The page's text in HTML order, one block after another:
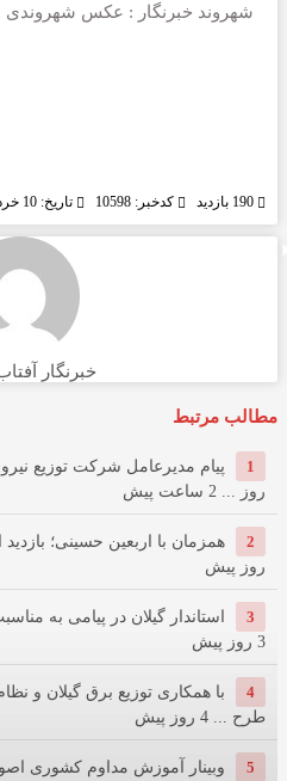
شهروند خبرنگار : عکس شهروندی
190 بازدید کدخبر: 10598 تاریخ: 10 خرداد 1403
خبرنگار
مطالب مرتبط
پیام مدیرعامل شركت توزیع
روز ...2 ساعت پیش
همزمان با اربعین حسینی؛ بازدید
روز پیش
استاندار گیلان در پیامی به
با همکاری توزیع برق گیلان و
طرح ...4 روز پیش
وبینار آموزش مداوم کشوری